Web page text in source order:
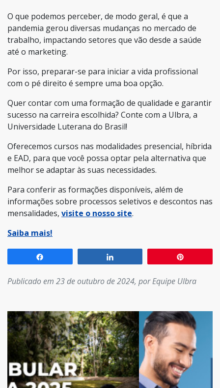
O que podemos perceber, de modo geral, é que a
pandemia gerou diversas mudanças no mercado de
trabalho, impactando setores que vão desde a saúde
até o marketing.
Por isso, preparar-se para iniciar a vida profissional
com o pé direito é sempre uma boa opção.
Quer contar com uma formação de qualidade e garantir
sucesso na carreira escolhida? Conte com a Ulbra, a
Universidade Luterana do Brasil!
Oferecemos cursos nas modalidades presencial, híbrida
e EAD, para que você possa optar pela alternativa que
melhor se adaptar às suas necessidades.
Para conferir as formações disponíveis, além de
informações sobre processos seletivos e descontos nas
mensalidades, visite o nosso site.
Saiba mais!
Publicado em 23 de outubro de 2024, por Equipe Ulbra